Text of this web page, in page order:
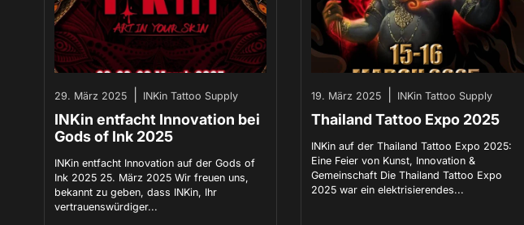
📢INKin Tattoo Supply Ankündigung
❤️Der Black Friday Sale ist
Sichern Sie sich 25 % Rabatt auf das gesamte
Rabatte – verpassen Sie sie nicht!
29. März 2025 INKin Tattoo Supply
INKin entfacht Innovation bei
Gods of Ink 2025
INKin entfacht Innovation auf der Gods of
Ink 2025 25. März 2025 Wir freuen uns,
bekannt zu geben, dass INKin, Ihr
vertrauenswürdiger...
19. März 2025 INKin Tattoo Supply
Thailand Tattoo Expo 2025
INKin auf der Thailand Tattoo Expo 2025:
Eine Feier von Kunst, Innovation &
Gemeinschaft Die Thailand Tattoo Expo
2025 war ein elektrisierendes...